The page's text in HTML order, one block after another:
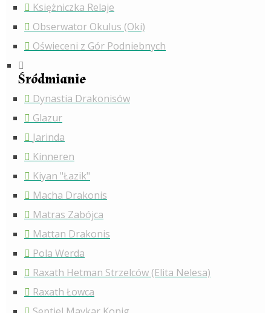
Księżniczka Relaje
Obserwator Okulus (Oki)
Oświeceni z Gór Podniebnych
Śródmianie
Dynastia Drakonisów
Glazur
Jarinda
Kinneren
Kiyan "Łazik"
Macha Drakonis
Matras Zabójca
Mattan Drakonis
Pola Werda
Raxath Hetman Strzelców (Elita Nelesa)
Raxath Łowca